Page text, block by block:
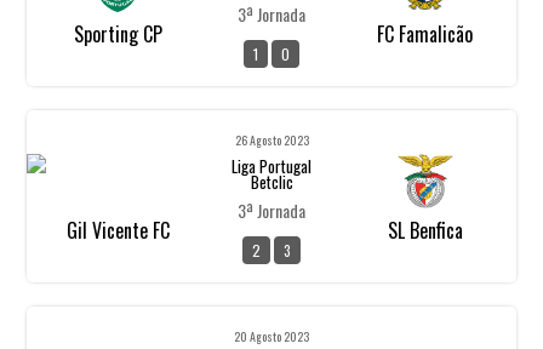
Sporting CP
3ª Jornada
1 0
FC Famalicão
Gil Vicente FC
26 Agosto 2023
Liga Portugal
Betclic
3ª Jornada
2 3
SL Benfica
20 Agosto 2023